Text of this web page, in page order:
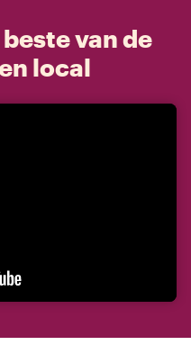
van de
local